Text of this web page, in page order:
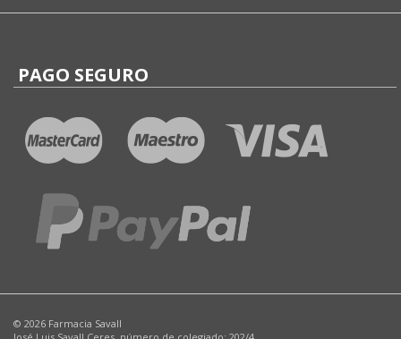
PAGO SEGURO
© 2026 Farmacia Savall